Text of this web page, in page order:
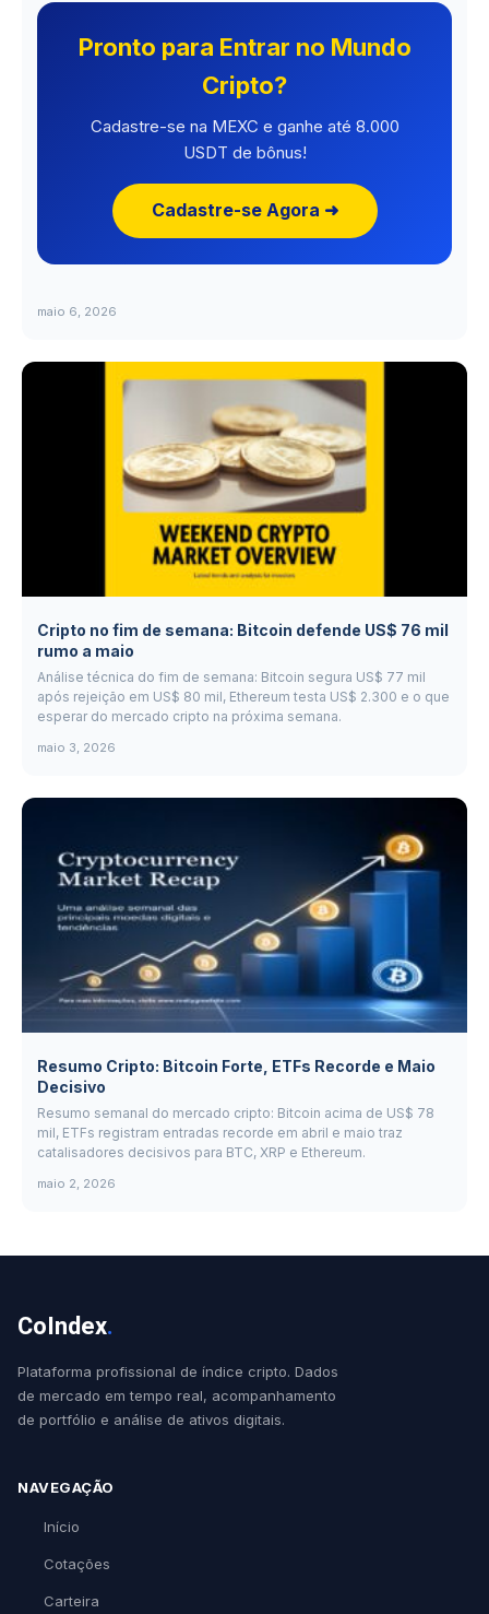
Pronto para Entrar no Mundo
Cripto?
Cadastre-se na MEXC e ganhe até 8.000
USDT de bônus!
Cadastre-se Agora ➜
maio 6, 2026
Cripto no fim de semana: Bitcoin defende US$ 76 mil
rumo a maio
Análise técnica do fim de semana: Bitcoin segura US$ 77 mil
após rejeição em US$ 80 mil, Ethereum testa US$ 2.300 e o que
esperar do mercado cripto na próxima semana.
maio 3, 2026
Resumo Cripto: Bitcoin Forte, ETFs Recorde e Maio
Decisivo
Resumo semanal do mercado cripto: Bitcoin acima de US$ 78
mil, ETFs registram entradas recorde em abril e maio traz
catalisadores decisivos para BTC, XRP e Ethereum.
maio 2, 2026
CoIndex.
Plataforma profissional de índice cripto. Dados
de mercado em tempo real, acompanhamento
de portfólio e análise de ativos digitais.
NAVEGAÇÃO
Início
Cotações
Carteira